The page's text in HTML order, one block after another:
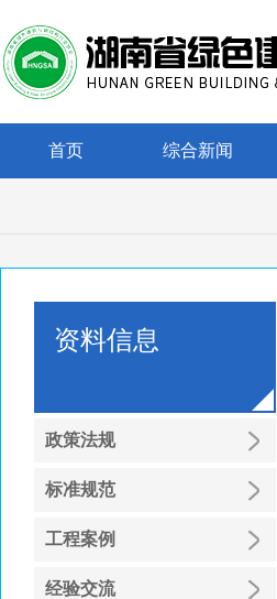
首页 综合新闻
资料信息
政策法规
标准规范
工程案例
经验交流